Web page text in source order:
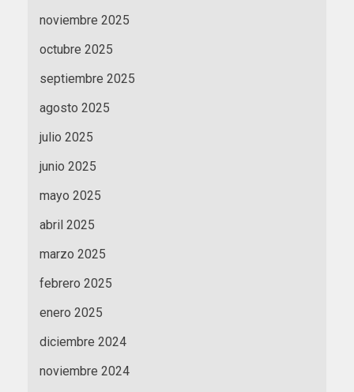
noviembre 2025
octubre 2025
septiembre 2025
agosto 2025
julio 2025
junio 2025
mayo 2025
abril 2025
marzo 2025
febrero 2025
enero 2025
diciembre 2024
noviembre 2024